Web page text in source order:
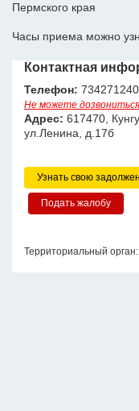
Пермского края
Часы приема можно
Контактная
Телефон:
Не можете
Адрес: 617470,
ул.Ленина, д.17б
Узнать свою
Территориальный орган: